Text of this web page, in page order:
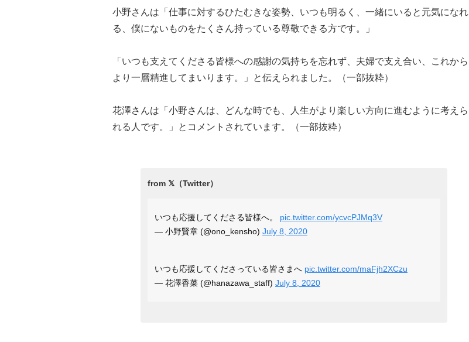
小野さんは「仕事に対するひたむきな姿勢、いつも明るく、一緒にいると元気になれ
る、僕にないものをたくさん持っている尊敬できる方です。」
「いつも支えてくださる皆様への感謝の気持ちを忘れず、夫婦で支え合い、これから
より一層精進してまいります。」と伝えられました。（一部抜粋）
花澤さんは「小野さんは、どんな時でも、人生がより楽しい方向に進むように考えら
れる人です。」とコメントされています。（一部抜粋）
いつも応援してくださる皆様へ。 pic.twitter.com/ycvcPJMq3V
— 小野賢章 (@ono_kensho) July 8, 2020
いつも応援してくださっている皆さまへ pic.twitter.com/maFjh2XCzu
— 花澤香菜 (@hanazawa_staff) July 8, 2020